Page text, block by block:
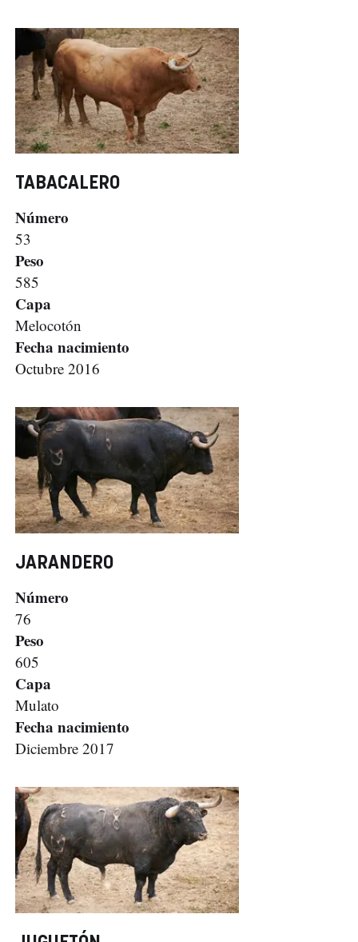
TABACALERO
Número
53
Peso
585
Capa
Melocotón
Fecha nacimiento
Octubre 2016
JARANDERO
Número
76
Peso
605
Capa
Mulato
Fecha nacimiento
Diciembre 2017